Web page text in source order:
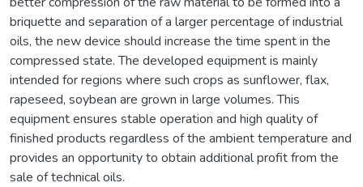
briquette and separation of a larger percentage of industrial
oils, the new device should increase the time spent in the
compressed state. The developed equipment is mainly
intended for regions where such crops as sunflower, flax,
rapeseed, soybean are grown in large volumes. This
equipment ensures stable operation and high quality of
finished products regardless of the ambient temperature and
provides an opportunity to obtain additional profit from the
sale of technical oils.